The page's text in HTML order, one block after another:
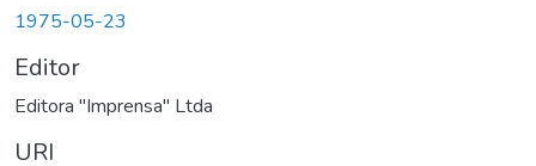
1975-05-23
Editor
Editora "Imprensa" Ltda
URI